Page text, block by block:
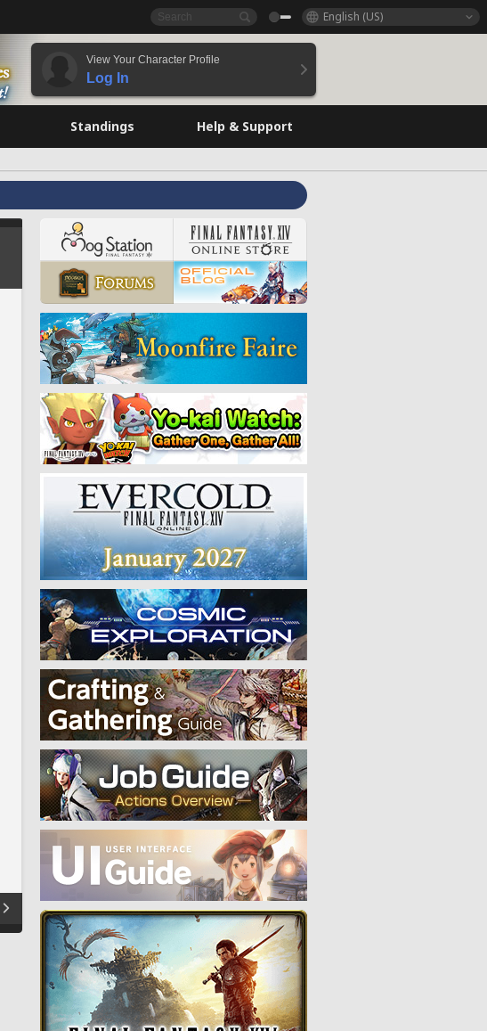
English (US)
View Your Character Profile
Log In
Standings Help & Support